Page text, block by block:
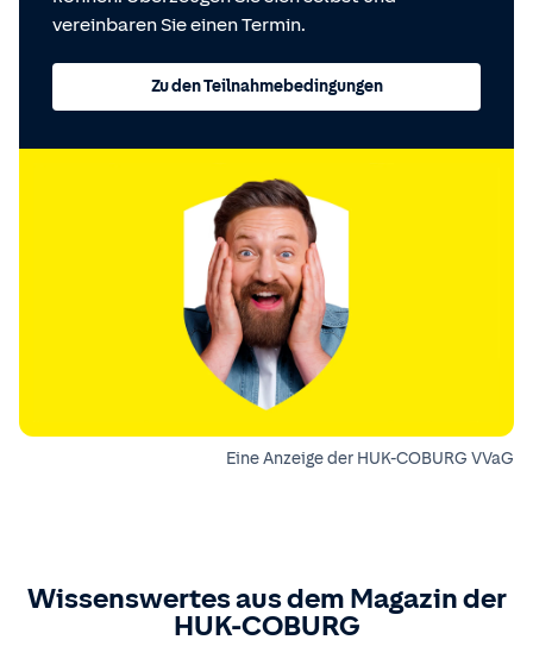
vereinbaren Sie einen Termin.
Zu den Teilnahmebedingungen
Eine Anzeige der HUK-COBURG VVaG
Wissenswertes aus dem Magazin der
HUK-COBURG